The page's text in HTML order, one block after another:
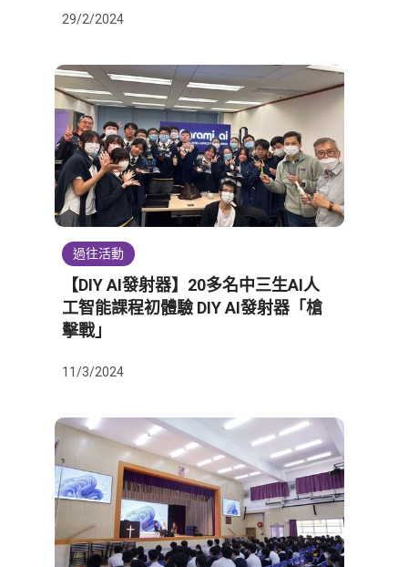
29/2/2024
過往活動
【DIY AI發射器】20多名中三生AI人
工智能課程初體驗 DIY AI發射器「槍
擊戰」
11/3/2024